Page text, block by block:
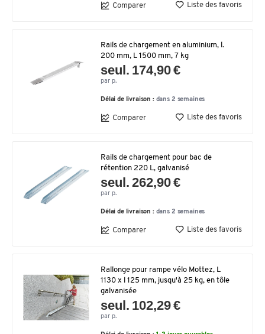
Comparer Liste des favoris
Rails de chargement en aluminium, l.
200 mm, L 1500 mm, 7 kg
seul. 174,90 €
par p.
Délai de livraison : dans 2 semaines
Comparer Liste des favoris
Rails de chargement pour bac de
rétention 220 L, galvanisé
seul. 262,90 €
par p.
Délai de livraison : dans 2 semaines
Comparer Liste des favoris
Rallonge pour rampe vélo Mottez, L
1130 x l 125 mm, jusqu'à 25 kg, en tôle
galvanisée
seul. 102,29 €
par p.